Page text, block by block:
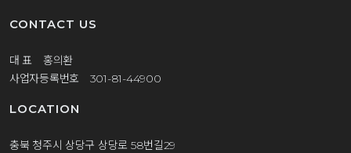
CONTACT US
대 표 홍의환
사업자등록번호 301-81-44900
LOCATION
충북 청주시 상당구 상당로 58번길29